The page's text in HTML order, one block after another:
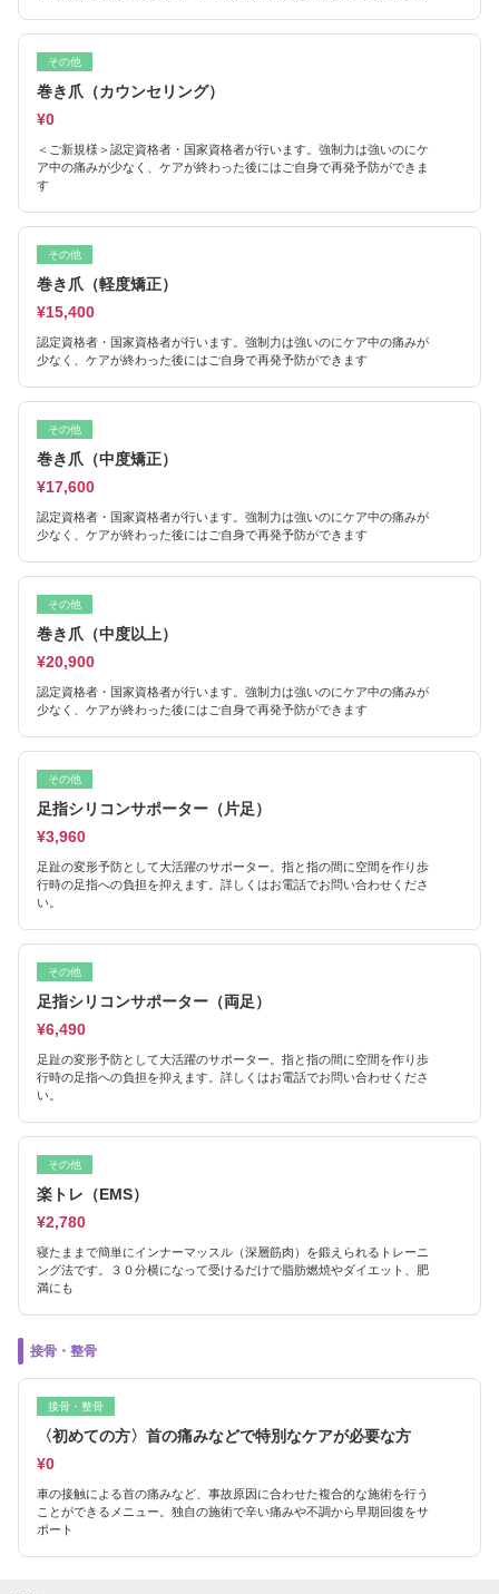
その他
巻き爪（カウンセリング）
¥0
＜ご新規様＞認定資格者・国家資格者が行います。強制力は強いのにケ
ア中の痛みが少なく、ケアが終わった後にはご自身で再発予防ができま
す
その他
巻き爪（軽度矯正）
¥15,400
認定資格者・国家資格者が行います。強制力は強いのにケア中の痛みが
少なく、ケアが終わった後にはご自身で再発予防ができます
その他
巻き爪（中度矯正）
¥17,600
認定資格者・国家資格者が行います。強制力は強いのにケア中の痛みが
少なく、ケアが終わった後にはご自身で再発予防ができます
その他
巻き爪（中度以上）
¥20,900
認定資格者・国家資格者が行います。強制力は強いのにケア中の痛みが
少なく、ケアが終わった後にはご自身で再発予防ができます
その他
足指シリコンサポーター（片足）
¥3,960
足趾の変形予防として大活躍のサポーター。指と指の間に空間を作り歩
行時の足指への負担を抑えます。詳しくはお電話でお問い合わせくださ
い。
その他
足指シリコンサポーター（両足）
¥6,490
足趾の変形予防として大活躍のサポーター。指と指の間に空間を作り歩
行時の足指への負担を抑えます。詳しくはお電話でお問い合わせくださ
い。
その他
楽トレ（EMS）
¥2,780
寝たままで簡単にインナーマッスル（深層筋肉）を鍛えられるトレーニ
ング法です。３０分横になって受けるだけで脂肪燃焼やダイエット、肥
満にも
接骨・整骨
接骨・整骨
〈初めての方〉首の痛みなどで特別なケアが必要な方
¥0
車の接触による首の痛みなど、事故原因に合わせた複合的な施術を行う
ことができるメニュー。独自の施術で辛い痛みや不調から早期回復をサ
ポート